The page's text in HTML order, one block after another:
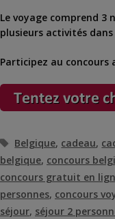
Le voyage comprend 3
plusieurs activités
Participez au concours
Étiquettes
Belgique, cadeau,
belgique, concours
concours gratuit en
personnes, concours
séjour, séjour 2